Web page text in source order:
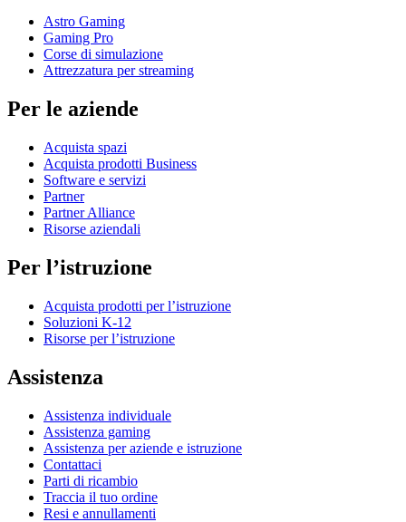
Astro Gaming
Gaming Pro
Corse di simulazione
Attrezzatura per streaming
Per le aziende
Acquista spazi
Acquista prodotti Business
Software e servizi
Partner
Partner Alliance
Risorse aziendali
Per l’istruzione
Acquista prodotti per l’istruzione
Soluzioni K-12
Risorse per l’istruzione
Assistenza
Assistenza individuale
Assistenza gaming
Assistenza per aziende e istruzione
Contattaci
Parti di ricambio
Traccia il tuo ordine
Resi e annullamenti